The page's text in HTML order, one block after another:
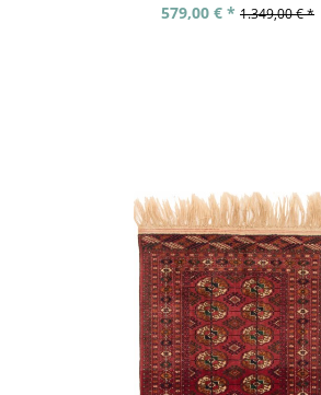
579,00 € * 1.349,00 € *